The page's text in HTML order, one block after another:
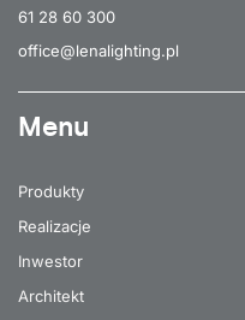
61 28 60 300
office@lenalighting.pl
Menu
Produkty
Realizacje
Inwestor
Architekt